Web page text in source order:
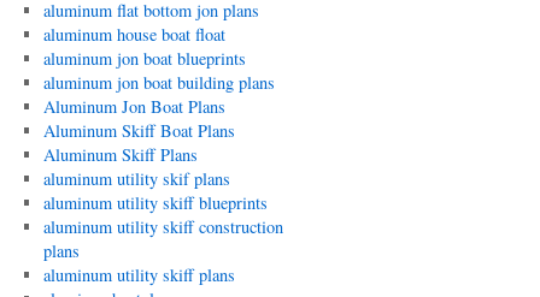
aluminum flat bottom jon plans
aluminum house boat float
aluminum jon boat blueprints
aluminum jon boat building plans
Aluminum Jon Boat Plans
Aluminum Skiff Boat Plans
Aluminum Skiff Plans
aluminum utility skif plans
aluminum utility skiff blueprints
aluminum utility skiff construction
plans
aluminum utility skiff plans